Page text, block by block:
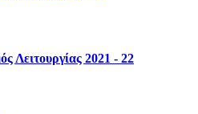
Λειτουργίας 2021 - 22